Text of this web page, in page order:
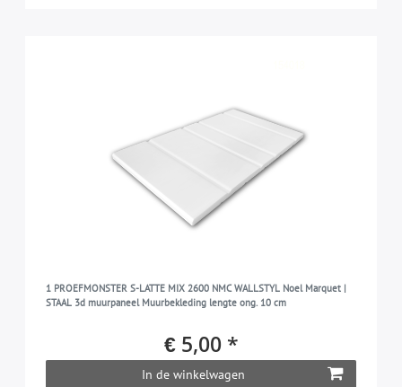
1 PROEFMONSTER S-LATTE MIX 2600 NMC WALLSTYL Noel Marquet |
STAAL 3d muurpaneel Muurbekleding lengte ong. 10 cm
€ 5,00 *
In de winkelwagen